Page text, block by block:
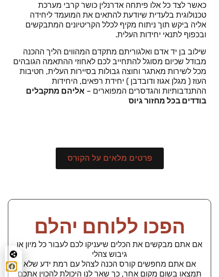
כאשר לצד כל אלו פיתחה אדרנלין כושר קרבי מערכת
טכנולוגית בלעדית שיודעת להתאים את המועמד ליחידה
אליה ביקש תוך ניתוח מקיף לכלל הקריטיונים המתבקשים
ובכפוף לתנאי יחידות העלית.
שילוב בן יד אדם ואלגוריתם מתקדם המהווים הליך ההכנה
מבודל שכיום מסוגל להתחייב לכם לאחוזי ההתאמה הגובהים
מכל לשירות מאתגר וחוצה גבולות בסיירות העלית, חטיבות
העוז ( מגלן אגוז ודובדבן ) יחידת רפאים, היחידות
ההתנדבותיות והגדסרים המפוארים – אליהם מתקבלים
בודדים בכל מחזור גיוס
פרטים מלאים על הקורס
הפכו ללוחם יהלם
אם אתם מבקשים את הכלים שיעניקו לכם לעבור כל מיון או
גיבוש צהלי
אם אתם מחפשים קורס הכנה לצהל עם רמת ידע שלא
תמצאו בשום מקום אחר, כך שאר לנו היכולת להכוין אתכם